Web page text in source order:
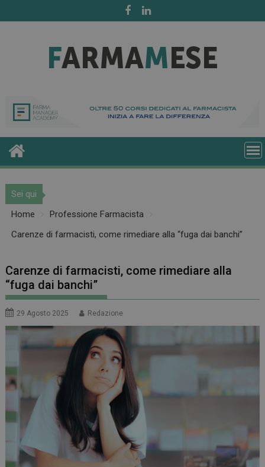
to
Sei qui
Home
Professione Farmacista
Carenze di farmacisti, come rimediare alla “fuga dai banchi”
Carenze di farmacisti, come rimediare alla
“fuga dai banchi”
29 Agosto 2025 Redazione